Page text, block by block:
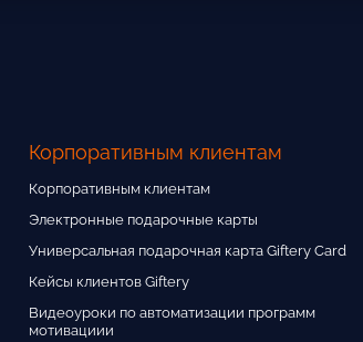
Корпоративным клиентам
Корпоративным клиентам
Электронные подарочные карты
Универсальная подарочная карта Giftery Card
Кейсы клиентов Giftery
Видеоуроки по автоматизации программ
мотивациии